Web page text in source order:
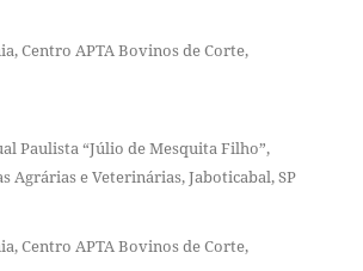
Centro APTA Bovinos de Corte,
Paulista “Júlio de Mesquita Filho”,
Agrárias e Veterinárias, Jaboticabal, SP
Centro APTA Bovinos de Corte,